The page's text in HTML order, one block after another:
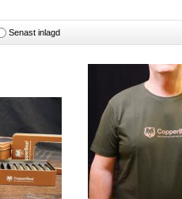
Senast inlagd